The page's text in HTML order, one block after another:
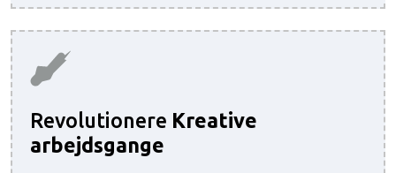
Revolutionere Kreative
arbejdsgange